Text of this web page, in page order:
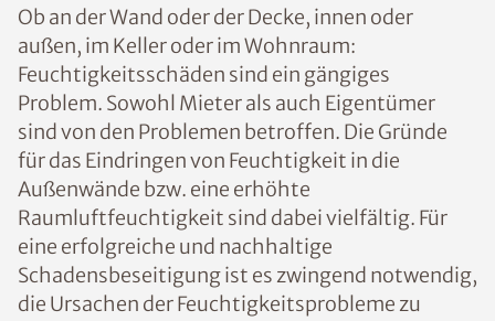
Ob an der Wand oder der Decke, innen oder
außen, im Keller oder im Wohnraum:
Feuchtigkeitsschäden sind ein gängiges
Problem. Sowohl Mieter als auch
Eigentümer sind von den Problemen
betroffen. Die Gründe für das Eindringen
von Feuchtigkeit in die Außenwände bzw.
eine erhöhte Raumluftfeuchtigkeit sind
dabei vielfältig. Für eine erfolgreiche und
nachhaltige Schadensbeseitigung ist es
zwingend notwendig, die Ursachen der